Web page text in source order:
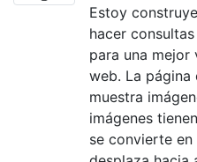
Estoy
hacer
para una
web. La página
muestra
imágenes
se convierte